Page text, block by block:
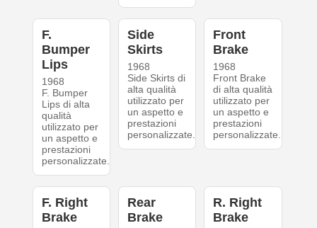
F.
Bumper
Lips
1968
F. Bumper
Lips di alta
qualità
utilizzato per
un aspetto e
prestazioni
personalizzate.
Side
Skirts
1968
Side Skirts di
alta qualità
utilizzato per
un aspetto e
prestazioni
personalizzate.
Front
Brake
1968
Front Brake
di alta qualità
utilizzato per
un aspetto e
prestazioni
personalizzate.
F. Right
Brake
Rear
Brake
R. Right
Brake